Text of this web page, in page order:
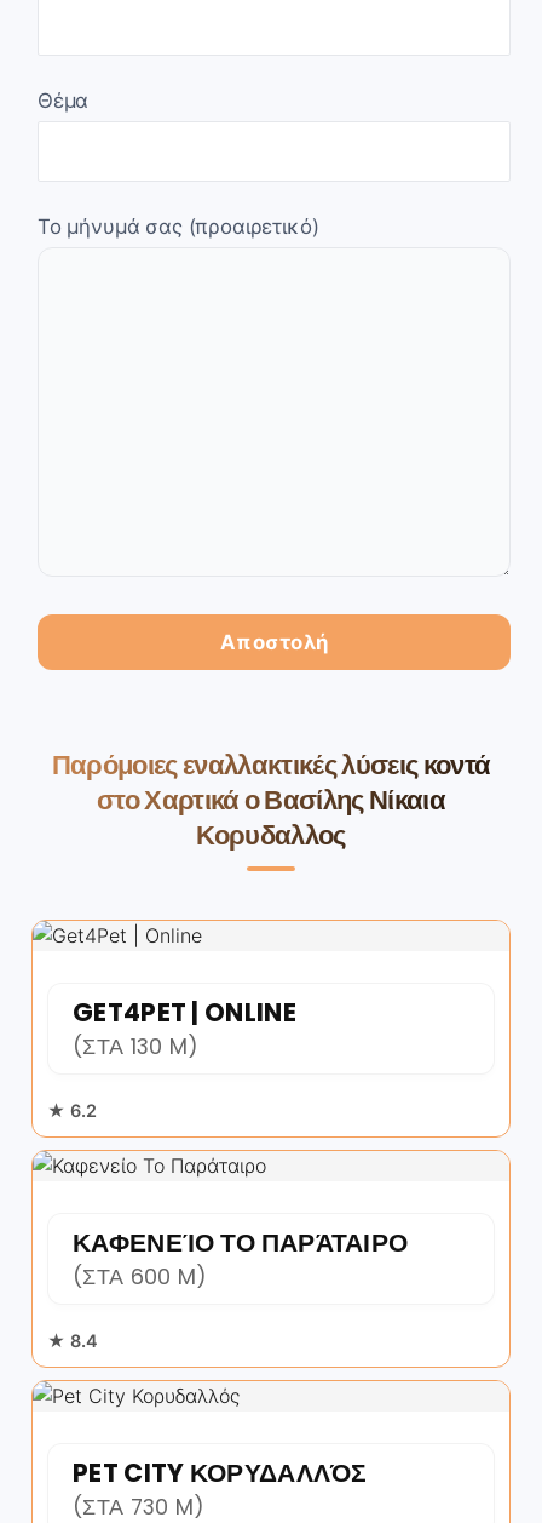
Θέμα
Το μήνυμά σας (προαιρετικό)
Παρόμοιες εναλλακτικές λύσεις κοντά
στο Χαρτικά ο Βασίλης Νίκαια
Κορυδαλλος
GET4PET | ONLINE
(ΣΤΑ 130 M)
★ 6.2
ΚΑΦΕΝΕΊΟ ΤΟ ΠΑΡΆΤΑΙΡΟ
(ΣΤΑ 600 M)
★ 8.4
PET CITY ΚΟΡΥΔΑΛΛΌΣ
(ΣΤΑ 730 M)